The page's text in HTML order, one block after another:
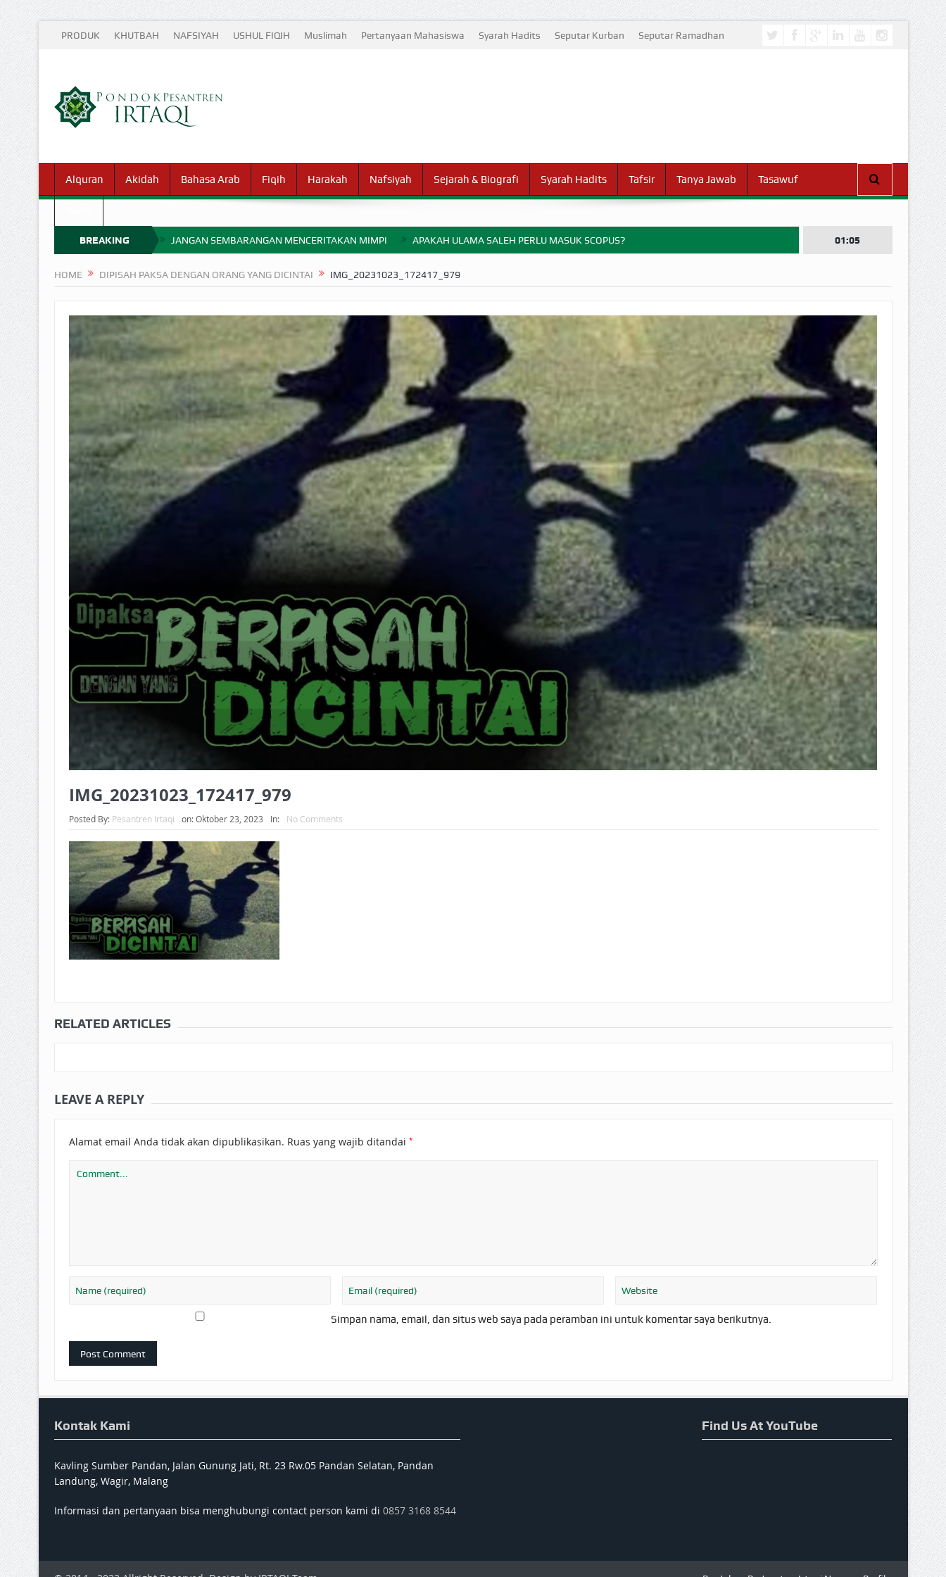
PRODUK KHUTBAH NAFSIYAH USHUL FIQIH Muslimah Pertanyaan Mahasiswa Syarah Hadits Seputar Kurban Seputar Ramadhan
Alquran Akidah Bahasa Arab Fiqih Harakah Nafsiyah Sejarah & Biografi Syarah Hadits Tafsir Tanya Jawab Tasawuf
BREAKING
NEWS
JANGAN SEMBARANGAN MENCERITAKAN MIMPI APAKAH ULAMA SALEH PERLU MASUK SCOPUS?
BAGAIMANA CARA MEMBAYAR ZAKAT UANG? UANG HARAM BISA MENJADI HALAL JIKA SEBAB KEPEMILIKANNYA BERUBAH
ISTIDLAL BATIL VS ISTIDLAL SYAR’I BAHASA CINTA KARENA ALLAH HUKUM MEMBAYAR ZAKAT DENGAN CARA MENGANGSUR
HUKUM MEMBAYAR ZAKAT KEPADA KERABAT SENDIRI
01:05
HOME DIPISAH PAKSA DENGAN ORANG YANG DICINTAI IMG_20231023_172417_979
IMG_20231023_172417_979
Posted By: Pesantren Irtaqi on:Oktober 23, 2023 In: No Comments
RELATED ARTICLES
LEAVE A REPLY
Alamat email Anda tidak akan dipublikasikan. Ruas yang wajib ditandai *
Simpan nama, email, dan situs web saya pada peramban ini untuk komentar saya berikutnya.
Kontak Kami
Kavling Sumber Pandan, Jalan Gunung Jati, Rt. 23 Rw.05 Pandan Selatan, Pandan
Landung, Wagir, Malang
Informasi dan pertanyaan bisa menghubungi contact person kami di 0857 3168 8544
Find Us At YouTube